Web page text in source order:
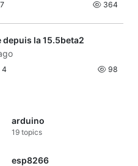
c'est
7 364
la 15.5beta2
4 98
arduino
19 topics
esp8266